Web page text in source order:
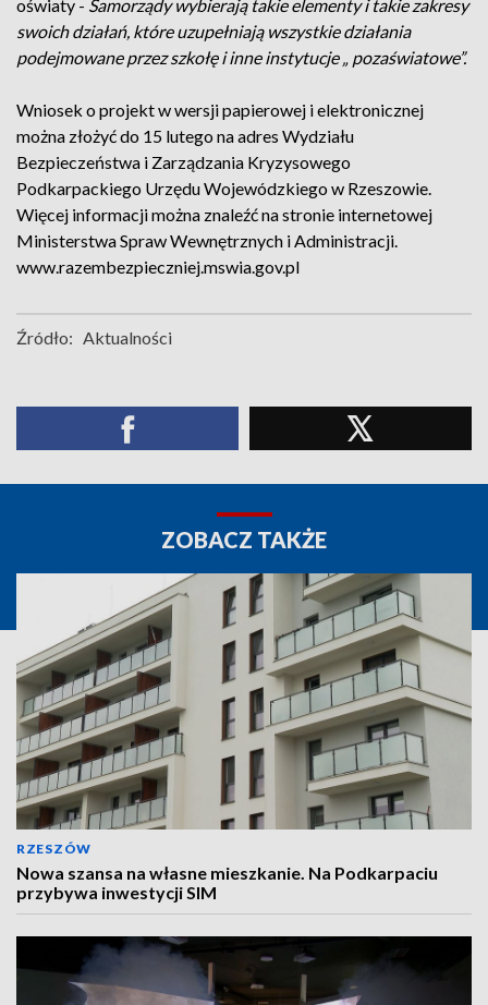
oświaty - Samorządy wybierają takie elementy i takie zakresy
swoich działań, które uzupełniają wszystkie działania
podejmowane przez szkołę i inne instytucje „ pozaświatowe”.
Wniosek o projekt w wersji papierowej i elektronicznej
można złożyć do 15 lutego na adres Wydziału
Bezpieczeństwa i Zarządzania Kryzysowego
Podkarpackiego Urzędu Wojewódzkiego w Rzeszowie.
Więcej informacji można znaleźć na stronie internetowej
Ministerstwa Spraw Wewnętrznych i Administracji.
www.razembezpieczniej.mswia.gov.pl
Źródło: Aktualności
ZOBACZ TAKŻE
RZESZÓW
Nowa szansa na własne mieszkanie. Na Podkarpaciu
przybywa inwestycji SIM